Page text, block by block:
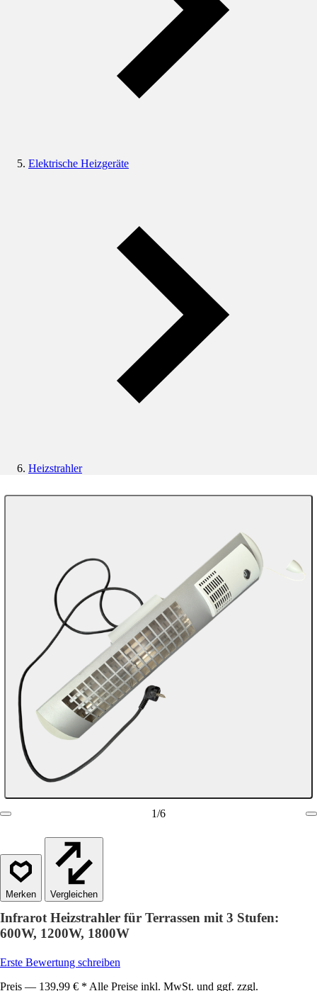
Elektrische Heizgeräte
Heizstrahler
1/6
Vergleichen
Infrarot Heizstrahler für Terrassen mit 3 Stufen:
600W, 1200W, 1800W
Erste Bewertung schreiben
Preis — 139,99 € * Alle Preise inkl. MwSt. und ggf. zzgl.